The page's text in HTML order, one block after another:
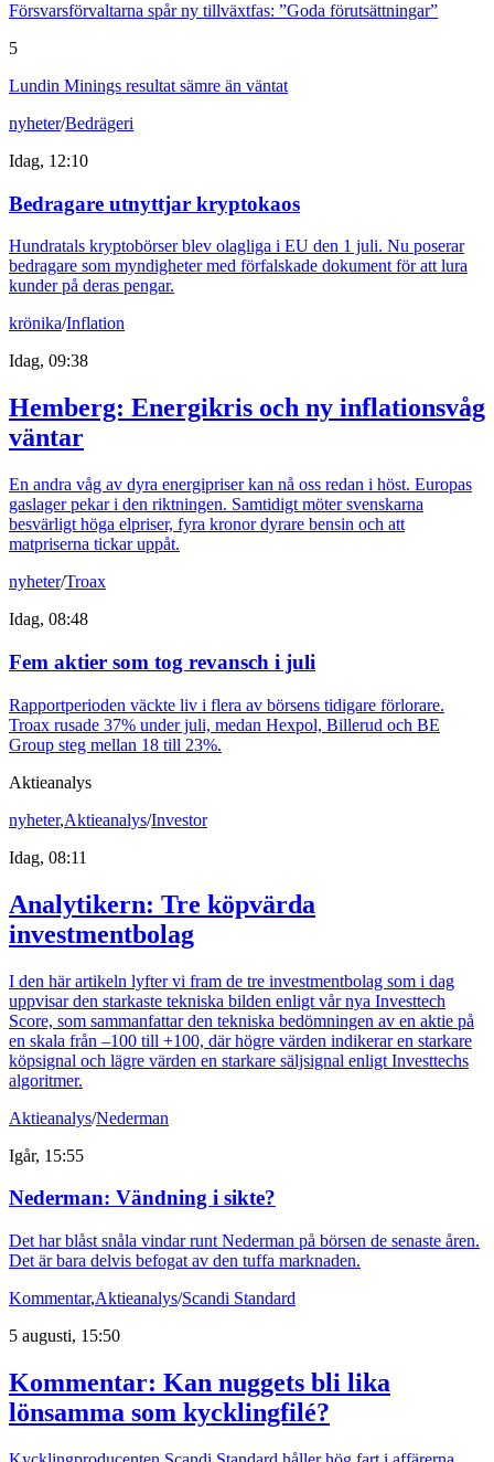
Försvarsförvaltarna spår ny tillväxtfas: ”Goda förutsättningar”
5
Lundin Minings resultat sämre än väntat
nyheter/Bedrägeri
Idag, 12:10
Bedragare utnyttjar kryptokaos
Hundratals kryptobörser blev olagliga i EU den 1 juli. Nu poserar
bedragare som myndigheter med förfalskade dokument för att lura
kunder på deras pengar.
krönika/Inflation
Idag, 09:38
Hemberg: Energikris och ny inflationsvåg
väntar
En andra våg av dyra energipriser kan nå oss redan i höst. Europas
gaslager pekar i den riktningen. Samtidigt möter svenskarna
besvärligt höga elpriser, fyra kronor dyrare bensin och att
matpriserna tickar uppåt.
nyheter/Troax
Idag, 08:48
Fem aktier som tog revansch i juli
Rapportperioden väckte liv i flera av börsens tidigare förlorare.
Troax rusade 37% under juli, medan Hexpol, Billerud och BE
Group steg mellan 18 till 23%.
Aktieanalys
nyheter,Aktieanalys/Investor
Idag, 08:11
Analytikern: Tre köpvärda
investmentbolag
I den här artikeln lyfter vi fram de tre investmentbolag som i dag
uppvisar den starkaste tekniska bilden enligt vår nya Investtech
Score, som sammanfattar den tekniska bedömningen av en aktie på
en skala från –100 till +100, där högre värden indikerar en starkare
köpsignal och lägre värden en starkare säljsignal enligt Investtechs
algoritmer.
Aktieanalys/Nederman
Igår, 15:55
Nederman: Vändning i sikte?
Det har blåst snåla vindar runt Nederman på börsen de senaste åren.
Det är bara delvis befogat av den tuffa marknaden.
Kommentar,Aktieanalys/Scandi Standard
5 augusti, 15:50
Kommentar: Kan nuggets bli lika
lönsamma som kycklingfilé?